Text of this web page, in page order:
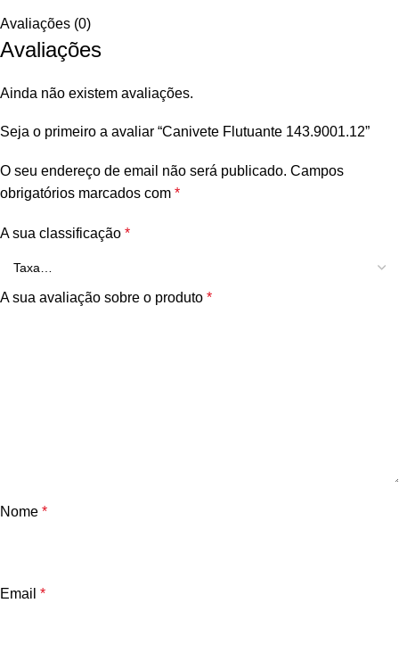
Avaliações (0)
Avaliações
Ainda não existem avaliações.
Seja o primeiro a avaliar “Canivete Flutuante 143.9001.12”
O seu endereço de email não será publicado. Campos
obrigatórios marcados com *
A sua classificação *
A sua avaliação sobre o produto *
Nome *
Email *